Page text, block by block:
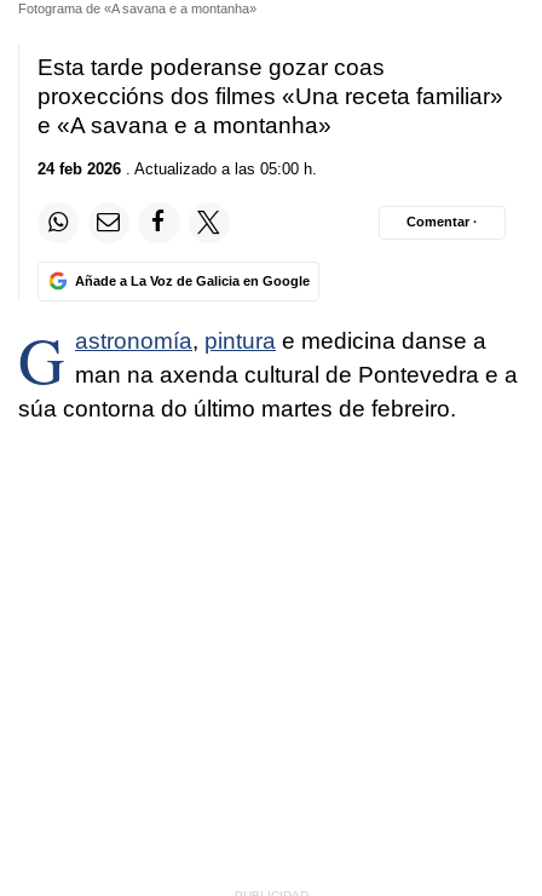
Fotograma de «A savana e a montanha»
Esta tarde poderanse gozar coas
proxeccións dos filmes «Una receta familiar»
e «A savana e a montanha»
24 feb 2026 . Actualizado a las 05:00 h.
Añade a La Voz de Galicia en Google
Comentar ·
G astronomía, pintura e medicina danse a
man na axenda cultural de Pontevedra e a
súa contorna do último martes de febreiro.